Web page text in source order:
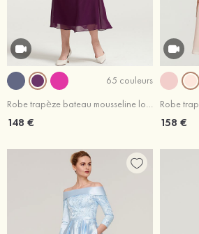
65 couleurs
Robe trapèze bateau mousseline longueur mollet robe de mère de la mariée avec volants
148 € 158 €